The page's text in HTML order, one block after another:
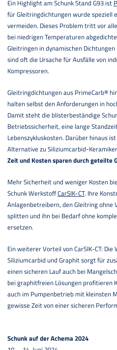
Ein Highlight am Schunk Stand G93 ist
für Gleitringdichtungen wurde speziell
vermeiden. Dieses Problem tritt vor
bei niedrigen Temperaturen
Gleitringen in dynamischen
sind oft die Ursache für Ausfälle von
Kompressoren.
Gleitringdichtungen aus PrimeCarb®
halten selbst den Anforderungen in
Damit steht die blisterbeständige
Betriebssicherheit, eine lange
Lebenszykluskosten. Darüber hinaus
Alternative zu Siliziumcarbid-
Zeit und Kosten sparen durchgeteilte
Mehr Sicherheit und weniger Kosten
Schunk WerkstoffCarSIK-CT. Ihre
Anlagenbetreibern, den Gleitring ohne
splitten und ihn bei Bedarf ohne
ersetzen.
Ein weiterer Vorteil von CarSIK-CT:
Siliziumcarbid und Graphit sorgt für
einen sicheren Lauf auch bei
bei graphitfreien Lösungen profitieren
auch im Pumpenbetrieb mit kleinsten
gewisse Zeit von einer sicheren
Schunk auf der Achema 2024